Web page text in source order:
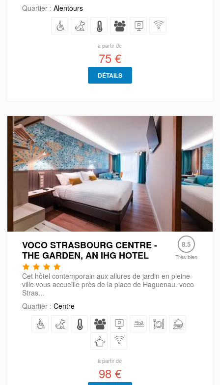
Quartier : Alentours
à partir de
75 €
DÉTAILS
VOCO STRASBOURG CENTRE -
THE GARDEN, AN IHG HOTEL
8.5
Très bien
Cet hôtel contemporain aux allures de jardin en pleine
ville vous accueille près de la place de Haguenau. voco
Stras...
Quartier : Centre
à partir de
98 €